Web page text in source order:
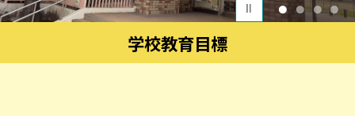
1 2 3 4
学校教育目標